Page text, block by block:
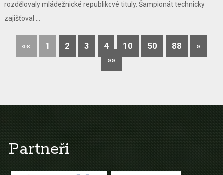
rozdělovaly mládežnické republikové tituly. Šampionát technicky
zajišťoval ...
«« 1 2 3 4 10 50 88
»
»»
Partneři